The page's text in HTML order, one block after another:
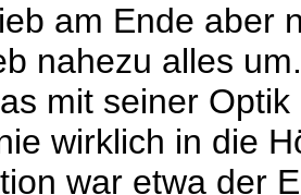
am Ende aber
nahezu alles
mit seiner
wirklich in die
war etwa der